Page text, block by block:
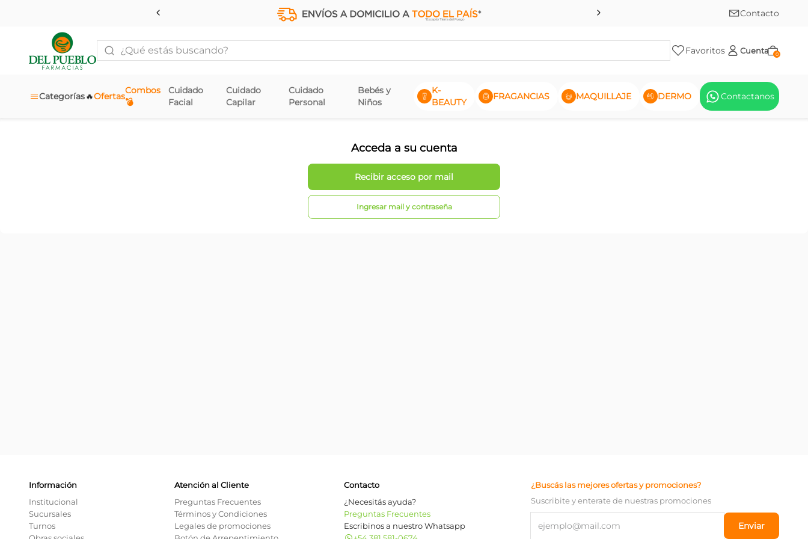
Contacto
¿Qué estás buscando?
Favoritos Cuenta 0
Categorías Ofertas
🔥
Combos
💣
Cuidado
Facial
Cuidado
Capilar
Cuidado
Personal
Bebés y
Niños
K-
BEAUTY
FRAGANCIAS MAQUILLAJE DERMO Contactanos
Acceda a su cuenta
Ingresar mail y contraseña
Información
Institucional
Sucursales
Turnos
Atención al Cliente
Preguntas Frecuentes
Términos y Condiciones
Legales de promociones
Contacto
¿Necesitás ayuda?
Preguntas Frecuentes
Escribinos a nuestro Whatsapp
¿Buscás las mejores ofertas y promociones?
Suscribite y enterate de nuestras promociones
Enviar